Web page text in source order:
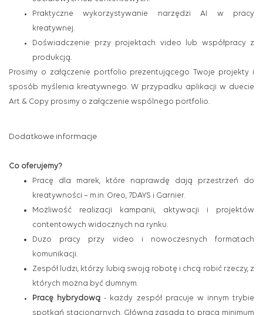
Praktyczne wykorzystywanie narzędzi AI w pracy
kreatywnej.
Doświadczenie przy projektach video lub współpracy z
produkcją.
Prosimy o załączenie portfolio prezentującego Twoje projekty i
sposób myślenia kreatywnego. W przypadku aplikacji w duecie
Art & Copy prosimy o załączenie wspólnego portfolio.
Dodatkowe informacje
Co oferujemy?
Pracę dla marek, które naprawdę dają przestrzeń do
kreatywności – m.in. Oreo, 7DAYS i Garnier.
Możliwość realizacji kampanii, aktywacji i projektów
contentowych widocznych na rynku.
Dużo pracy przy video i nowoczesnych formatach
komunikacji.
Zespół ludzi, którzy lubią swoją robotę i chcą robić rzeczy, z
których można być dumnym.
Pracę hybrydową - każdy zespół pracuje w innym trybie
spotkań stacjonarnych. Główna zasada to praca minimum